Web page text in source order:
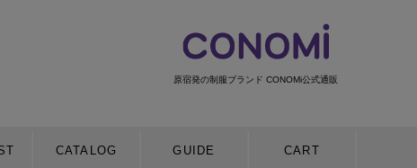
原宿発の制服ブランド CONOMi公式通販
CATALOG GUIDE CART